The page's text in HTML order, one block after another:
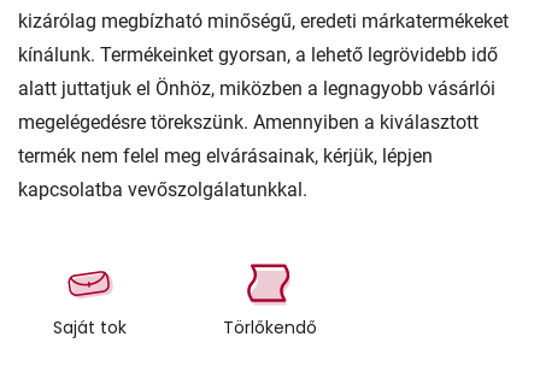
kizárólag megbízható minőségű, eredeti márkatermékeket
kínálunk. Termékeinket gyorsan, a lehető legrövidebb idő
alatt juttatjuk el Önhöz, miközben a legnagyobb vásárlói
megelégedésre törekszünk. Amennyiben a kiválasztott
termék nem felel meg elvárásainak, kérjük, lépjen
kapcsolatba vevőszolgálatunkkal.
Saját tok Törlőkendő